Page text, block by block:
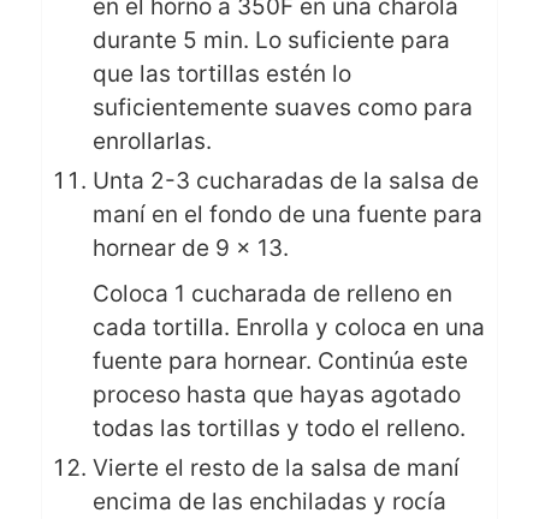
en el horno a 350F en una charola
durante 5 min. Lo suficiente para
que las tortillas estén lo
suficientemente suaves como para
enrollarlas.
Unta 2-3 cucharadas de la salsa de
maní en el fondo de una fuente para
hornear de 9 x 13.
Coloca 1 cucharada de relleno en
cada tortilla. Enrolla y coloca en una
fuente para hornear. Continúa este
proceso hasta que hayas agotado
todas las tortillas y todo el relleno.
Vierte el resto de la salsa de maní
encima de las enchiladas y rocía